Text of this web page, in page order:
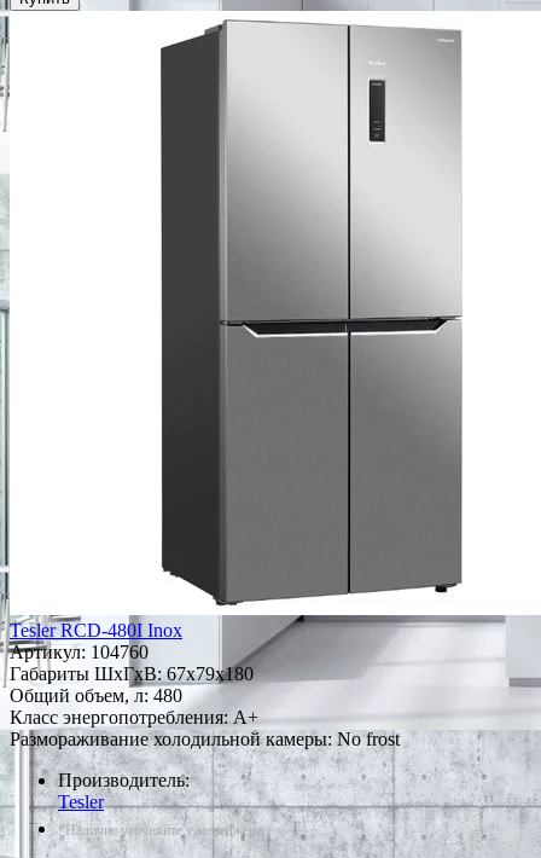
Tesler RCD-480I Inox
Артикул: 104760
Габариты ШxГxВ: 67x79x180
Общий объем, л: 480
Класс энергопотребления: A+
Размораживание холодильной камеры: No frost
Производитель:
Tesler
*Наличие уточняйте у менеджера